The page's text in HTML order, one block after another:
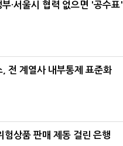
·서울시 협력 없으면 '공수표'
전 계열사 내부통제 표준화
험상품 판매 제동 걸린 은행